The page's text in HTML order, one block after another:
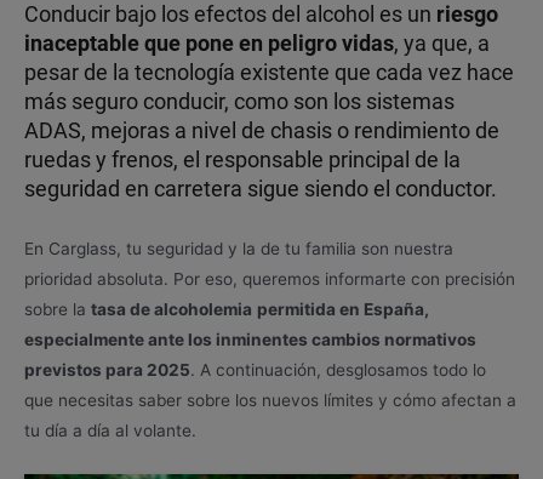
Conducir bajo los efectos del alcohol es un riesgo
inaceptable que pone en peligro vidas, ya que, a
pesar de la tecnología existente que cada vez hace
más seguro conducir, como son los sistemas
ADAS, mejoras a nivel de chasis o rendimiento de
ruedas y frenos, el responsable principal de la
seguridad en carretera sigue siendo el conductor.
En Carglass, tu seguridad y la de tu familia son nuestra
prioridad absoluta. Por eso, queremos informarte con precisión
sobre la tasa de alcoholemia permitida en España,
especialmente ante los inminentes cambios normativos
previstos para 2025. A continuación, desglosamos todo lo
que necesitas saber sobre los nuevos límites y cómo afectan a
tu día a día al volante.